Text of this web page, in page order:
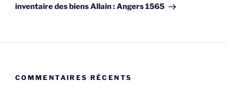
inventaire des biens Allain : Angers 1565
COMMENTAIRES RÉCENTS